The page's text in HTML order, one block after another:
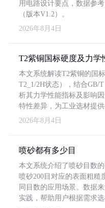
用电路设计要点，数据参
（版本V1.2）。
2026年8月4日
T2紫铜国标硬度及力学
本文系统解读T2紫铜的国
T2_1/2H状态），结合GB/
析其力学性能指标及影响
特性差异，为工业选材提供
2026年8月4日
喷砂都有多少目
本文系统介绍了喷砂目数
喷砂200目对应的表面粗糙
同目数的应用场景。数据
实践，帮助用户根据需求